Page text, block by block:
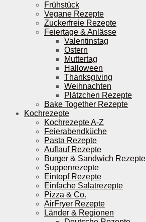
Frühstück
Vegane Rezepte
Zuckerfreie Rezepte
Feiertage & Anlässe
Valentinstag
Ostern
Muttertag
Halloween
Thanksgiving
Weihnachten
Plätzchen Rezepte
Bake Together Rezepte
Kochrezepte
Kochrezepte A-Z
Feierabendküche
Pasta Rezepte
Auflauf Rezepte
Burger & Sandwich Rezepte
Suppenrezepte
Eintopf Rezepte
Einfache Salatrezepte
Pizza & Co.
AirFryer Rezepte
Länder & Regionen